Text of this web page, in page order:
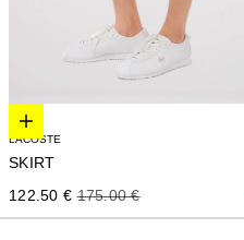
Elige opciones
LACOSTE
SKIRT
Precio de oferta
122.50 €Precio normal
175.00 €